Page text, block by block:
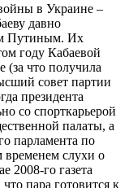
в Украине –
давно
Путиным. Их
году Кабаевой
(за что получила
совет партии
президента
со спорткарьерой
палаты, а
парламента по
временем слухи о
2008-го газета
пара готовится к